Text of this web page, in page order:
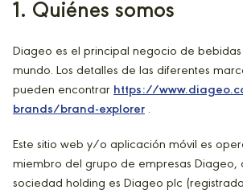
1. Quiénes somos
Diageo es el principal negocio de
mundo. Los detalles de las diferentes
pueden encontrar https://
brands/brand-explorer .
Este sitio web y/o aplicación móvil es
miembro del grupo de empresas Diageo,
sociedad holding es Diageo plc